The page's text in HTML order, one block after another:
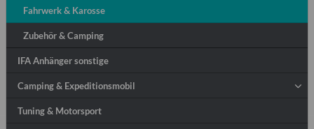
Fahrwerk & Karosse
Zubehör & Camping
IFA Anhänger sonstige
Camping & Expeditionsmobil
Tuning & Motorsport